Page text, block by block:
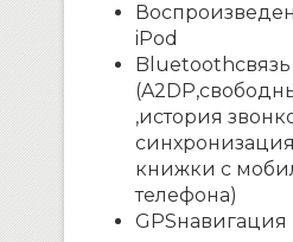
iPod
Bluetoothсвязь
(A2 DP
,история
книжки с
телефона)
GPSнавигация